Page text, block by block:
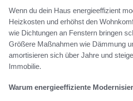
Wenn du dein Haus energieeffizient
Heizkosten und erhöhst den
wie Dichtungen an Fenstern bringen
Größere Maßnahmen wie Dämmung
amortisieren sich über Jahre und
Immobilie.
Warum energieeffiziente